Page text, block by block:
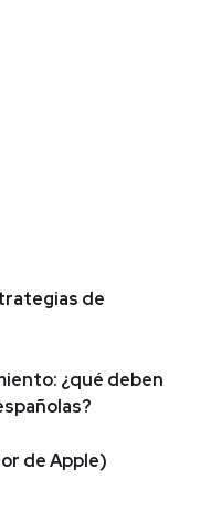
de
¿qué deben
de Apple)